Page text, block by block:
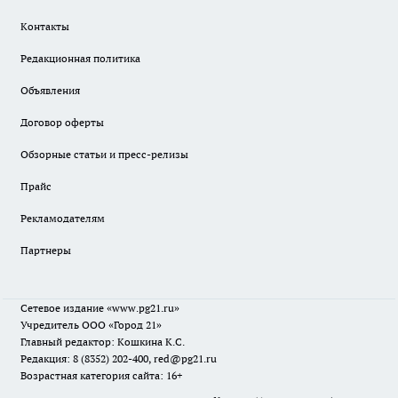
Контакты
Редакционная политика
Объявления
Договор оферты
Обзорные статьи и пресс-релизы
Прайс
Рекламодателям
Партнеры
Сетевое издание «www.pg21.ru»
Учредитель ООО «Город 21»
Главный редактор: Кошкина К.С.
Редакция: 8 (8352) 202-400, red@pg21.ru
Возрастная категория сайта: 16+